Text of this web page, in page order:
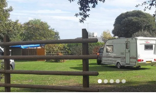
Magazin
Partner
Registrieren
Einloggen